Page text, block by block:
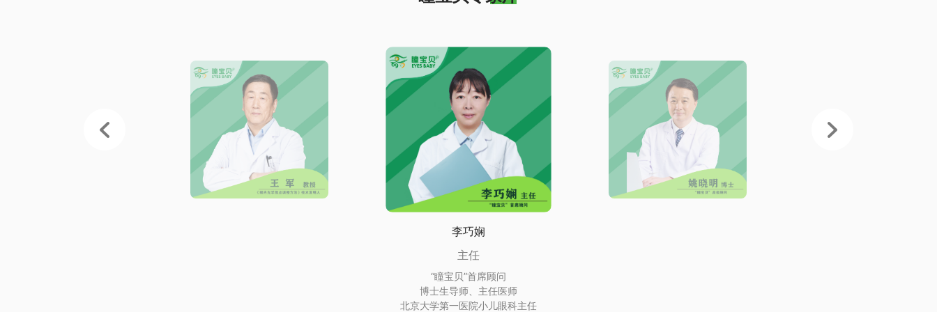
李巧娴
主任
“瞳宝贝”首席顾问
博士生导师、主任医师
北京大学第一医院小儿眼科主任